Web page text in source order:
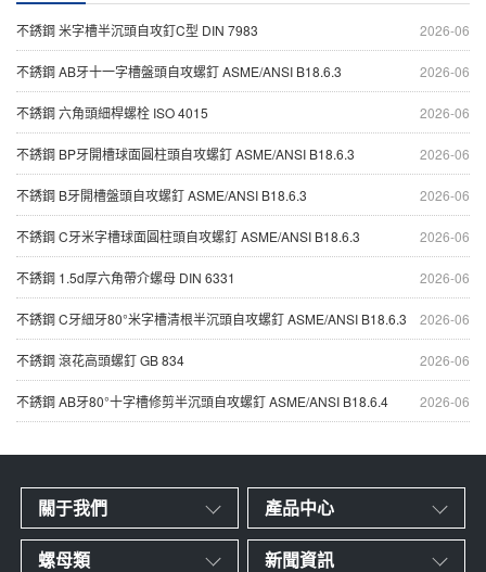
2026-06
不銹鋼 米字槽半沉頭自攻釘C型 DIN 7983
2026-06
不銹鋼 AB牙十一字槽盤頭自攻螺釘 ASME/ANSI B18.6.3
2026-06
不銹鋼 六角頭細桿螺栓 ISO 4015
2026-06
不銹鋼 BP牙開槽球面圓柱頭自攻螺釘 ASME/ANSI B18.6.3
2026-06
不銹鋼 B牙開槽盤頭自攻螺釘 ASME/ANSI B18.6.3
2026-06
不銹鋼 C牙米字槽球面圓柱頭自攻螺釘 ASME/ANSI B18.6.3
2026-06
不銹鋼 1.5d厚六角帶介螺母 DIN 6331
2026-06
不銹鋼 C牙細牙80°米字槽清根半沉頭自攻螺釘 ASME/ANSI B18.6.3
2026-06
不銹鋼 滾花高頭螺釘 GB 834
2026-06
不銹鋼 AB牙80°十字槽修剪半沉頭自攻螺釘 ASME/ANSI B18.6.4
關于我們 產品中心
螺母類 新聞資訊